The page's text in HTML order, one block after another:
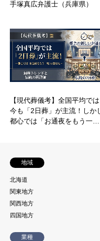
手塚真広弁護士（兵庫県）
【現代葬儀考】全国平均では
今も「2日葬」が主流！しか
都心では「お通夜をもう一…
地域
北海道
関東地方
関西地方
四国地方
業種